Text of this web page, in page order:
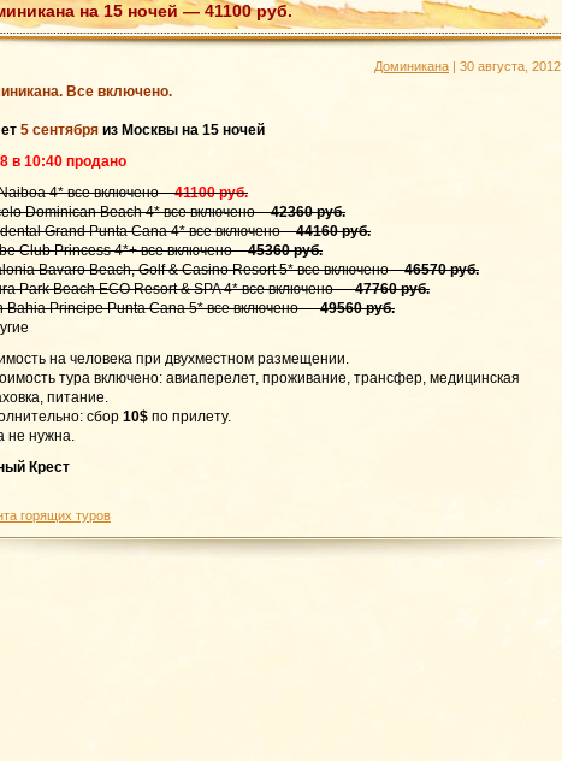
на 15 ночей — 41100 руб.
Доминикана | 30 августа, 2012
Все включено.
5 сентября из Москвы на 15 ночей
в 10:40 продано
4* все включено –41100 руб.
Dominican Beach 4* все включено –42360 руб.
Grand Punta Cana 4* все включено –44160 руб.
Club Princess 4*+ все включено –45360 руб.
Bavaro Beach, Golf & Casino Resort 5* все включено –46570 руб.
Park Beach ECO Resort & SPA 4* все включено —47760 руб.
Bahia Principe Punta Cana 5* все включено —49560 руб.
на человека при двухместном размещении.
тура включено: авиаперелет, проживание, трансфер, медицинская
питание.
сбор 10$ по прилету.
не нужна.
Крест
горящих туров